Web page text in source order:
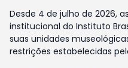
Desde 4 de julho de 2026,
institucional do Instituto
suas unidades
restrições estabelecidas